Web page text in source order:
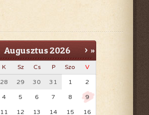
Kiskereskedés
Fészek Kert Kertészeti
Szakáruház
GYŐRKERT Parképítő Kft
Augusztus2026 > »
K Sz Cs P Szo V
28 29 30 31 1 2
4 5 6 7 8 9
11 12 13 14 15 16